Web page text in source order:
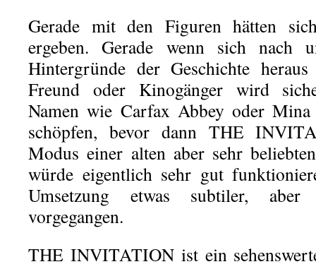
Gerade mit den Figuren hätten
ergeben. Gerade wenn sich nach
Hintergründe der Geschichte
Freund oder Kinogänger wird
Namen wie Carfax Abbey oder Mina
schöpfen, bevor dann THE
Modus einer alten aber sehr
würde eigentlich sehr gut
Umsetzung etwas subtiler, aber
vorgegangen.
THE INVITATION ist ein